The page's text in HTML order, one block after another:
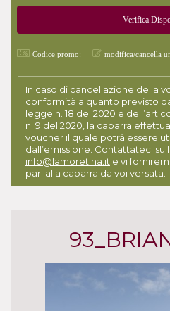
Codice promo: modifica/cancella
In caso di cancellazione della
conformità a quanto previsto
legge n. 18 del 2020 e
n. 9 del 2020, la caparra
voucher il quale potrà essere
dall’emissione. Contattateci
info@lamoretina.it e vi
pari alla caparra da voi versata.